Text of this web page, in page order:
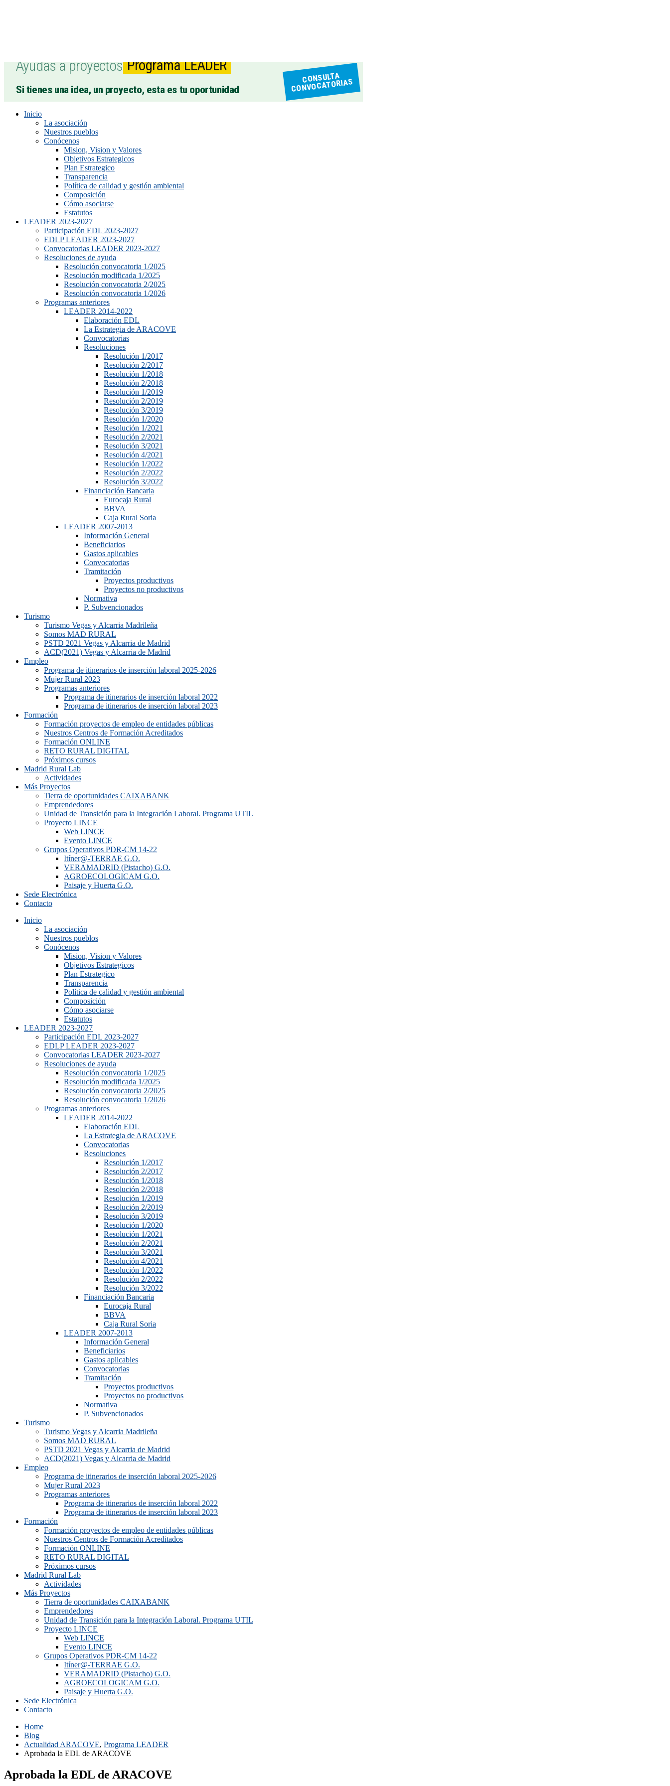
Ayudas a proyectos Programa LEADER
Si tienes una idea, un proyecto, esta es tu oportunidad
CONSULTA
CONVOCATORIAS
Inicio
La asociación
Nuestros pueblos
Conócenos
Mision, Vision y Valores
Objetivos Estrategicos
Plan Estrategico
Transparencia
Política de calidad y gestión ambiental
Composición
Cómo asociarse
Estatutos
LEADER 2023-2027
Participación EDL 2023-2027
EDLP LEADER 2023-2027
Convocatorias LEADER 2023-2027
Resoluciones de ayuda
Resolución convocatoria 1/2025
Resolución modificada 1/2025
Resolución convocatoria 2/2025
Resolución convocatoria 1/2026
Programas anteriores
LEADER 2014-2022
Elaboración EDL
La Estrategia de ARACOVE
Convocatorias
Resoluciones
Resolución 1/2017
Resolución 2/2017
Resolución 1/2018
Resolución 2/2018
Resolución 1/2019
Resolución 2/2019
Resolución 3/2019
Resolución 1/2020
Resolución 1/2021
Resolución 2/2021
Resolución 3/2021
Resolución 4/2021
Resolución 1/2022
Resolución 2/2022
Resolución 3/2022
Financiación Bancaria
Eurocaja Rural
BBVA
Caja Rural Soria
LEADER 2007-2013
Información General
Beneficiarios
Gastos aplicables
Convocatorias
Tramitación
Proyectos productivos
Proyectos no productivos
Normativa
P. Subvencionados
Turismo
Turismo Vegas y Alcarria Madrileña
Somos MAD RURAL
PSTD 2021 Vegas y Alcarria de Madrid
ACD(2021) Vegas y Alcarria de Madrid
Empleo
Programa de itinerarios de inserción laboral 2025-2026
Mujer Rural 2023
Programas anteriores
Programa de itinerarios de inserción laboral 2022
Programa de itinerarios de inserción laboral 2023
Formación
Formación proyectos de empleo de entidades públicas
Nuestros Centros de Formación Acreditados
Formación ONLINE
RETO RURAL DIGITAL
Próximos cursos
Madrid Rural Lab
Actividades
Más Proyectos
Tierra de oportunidades CAIXABANK
Emprendedores
Unidad de Transición para la Integración Laboral. Programa UTIL
Proyecto LINCE
Web LINCE
Evento LINCE
Grupos Operativos PDR-CM 14-22
Itíner@-TERRAE G.O.
VERAMADRID (Pistacho) G.O.
AGROECOLOGICAM G.O.
Paisaje y Huerta G.O.
Sede Electrónica
Contacto
Inicio
La asociación
Nuestros pueblos
Conócenos
Mision, Vision y Valores
Objetivos Estrategicos
Plan Estrategico
Transparencia
Política de calidad y gestión ambiental
Composición
Cómo asociarse
Estatutos
LEADER 2023-2027
Participación EDL 2023-2027
EDLP LEADER 2023-2027
Convocatorias LEADER 2023-2027
Resoluciones de ayuda
Resolución convocatoria 1/2025
Resolución modificada 1/2025
Resolución convocatoria 2/2025
Resolución convocatoria 1/2026
Programas anteriores
LEADER 2014-2022
Elaboración EDL
La Estrategia de ARACOVE
Convocatorias
Resoluciones
Resolución 1/2017
Resolución 2/2017
Resolución 1/2018
Resolución 2/2018
Resolución 1/2019
Resolución 2/2019
Resolución 3/2019
Resolución 1/2020
Resolución 1/2021
Resolución 2/2021
Resolución 3/2021
Resolución 4/2021
Resolución 1/2022
Resolución 2/2022
Resolución 3/2022
Financiación Bancaria
Eurocaja Rural
BBVA
Caja Rural Soria
LEADER 2007-2013
Información General
Beneficiarios
Gastos aplicables
Convocatorias
Tramitación
Proyectos productivos
Proyectos no productivos
Normativa
P. Subvencionados
Turismo
Turismo Vegas y Alcarria Madrileña
Somos MAD RURAL
PSTD 2021 Vegas y Alcarria de Madrid
ACD(2021) Vegas y Alcarria de Madrid
Empleo
Programa de itinerarios de inserción laboral 2025-2026
Mujer Rural 2023
Programas anteriores
Programa de itinerarios de inserción laboral 2022
Programa de itinerarios de inserción laboral 2023
Formación
Formación proyectos de empleo de entidades públicas
Nuestros Centros de Formación Acreditados
Formación ONLINE
RETO RURAL DIGITAL
Próximos cursos
Madrid Rural Lab
Actividades
Más Proyectos
Tierra de oportunidades CAIXABANK
Emprendedores
Unidad de Transición para la Integración Laboral. Programa UTIL
Proyecto LINCE
Web LINCE
Evento LINCE
Grupos Operativos PDR-CM 14-22
Itíner@-TERRAE G.O.
VERAMADRID (Pistacho) G.O.
AGROECOLOGICAM G.O.
Paisaje y Huerta G.O.
Sede Electrónica
Contacto
Home
Blog
Actualidad ARACOVE, Programa LEADER
Aprobada la EDL de ARACOVE
Aprobada la EDL de ARACOVE